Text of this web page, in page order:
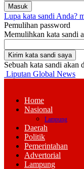
Lupa kata sandi Anda?
Pemulihan password
Memulihkan kata sandi
Sebuah kata sandi
Liputan Global News
Home
Nasional
Lampung
Daerah
Politik
Pemerintahan
Advertorial
Lampung